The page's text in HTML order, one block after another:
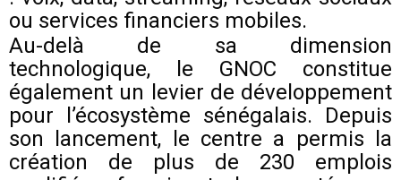
ou services financiers mobiles.
Au-delà de sa dimension
technologique, le GNOC constitue
également un levier de développement
pour l’écosystème sénégalais. Depuis
son lancement, le centre a permis la
création de plus de 230 emplois